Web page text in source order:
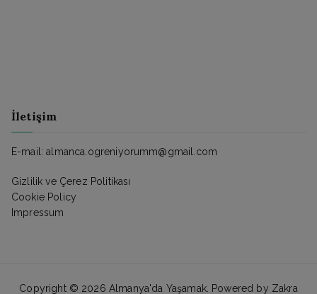
İletişim
E-mail: almanca.ogreniyorumm@gmail.com
Gizlilik ve Çerez Politikası
Cookie Policy
Impressum
Copyright © 2026 Almanya'da Yaşamak. Powered by Zakra